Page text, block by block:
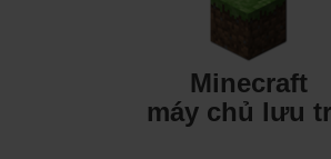
Minecraft
máy chủ lưu